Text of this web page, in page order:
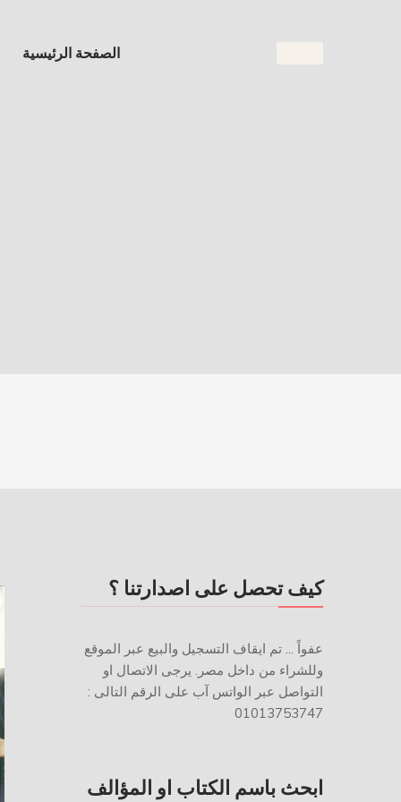
الصفحة الرئيسية
كيف تحصل على اصدارتنا ؟
عفواً ... تم ايقاف التسجيل والبيع عبر الموقع
وللشراء من داخل مصر. يرجى الاتصال او
التواصل عبر الواتس آب على الرقم التالى :
01013753747
ابحث باسم الكتاب او المؤالف